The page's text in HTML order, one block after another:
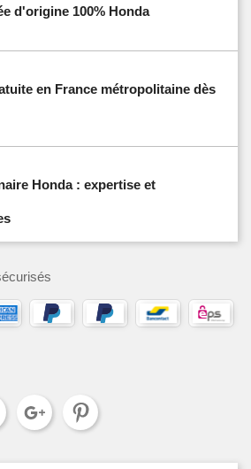
d'origine 100% Honda
en France métropolitaine dès
Honda : expertise et